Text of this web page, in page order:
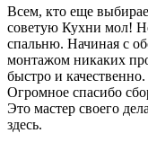
Всем, кто еще
советую Кухни мол!
спальню. Начиная с
монтажом никаких
быстро и
Огромное спасибо
Это мастер своего
здесь.